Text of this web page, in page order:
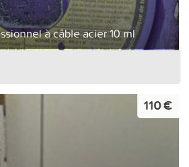
à câble acier 10 ml
110 €